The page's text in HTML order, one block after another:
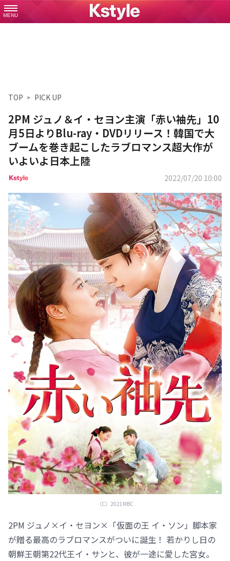
MENU
TOP PICK UP
2PM ジュノ＆イ・セヨン主演「赤い袖先」10
月5日よりBlu-ray・DVDリリース！韓国で大
ブームを巻き起こしたラブロマンス超大作が
いよいよ日本上陸
2022/07/20 10:00
（C）2021MBC
2PM ジュノ×イ・セヨン×「仮面の王 イ・ソン」脚本家
が贈る最高のラブロマンスがついに誕生！ 若かりし日の
朝鮮王朝第22代王イ・サンと、彼が一途に愛した宮女。